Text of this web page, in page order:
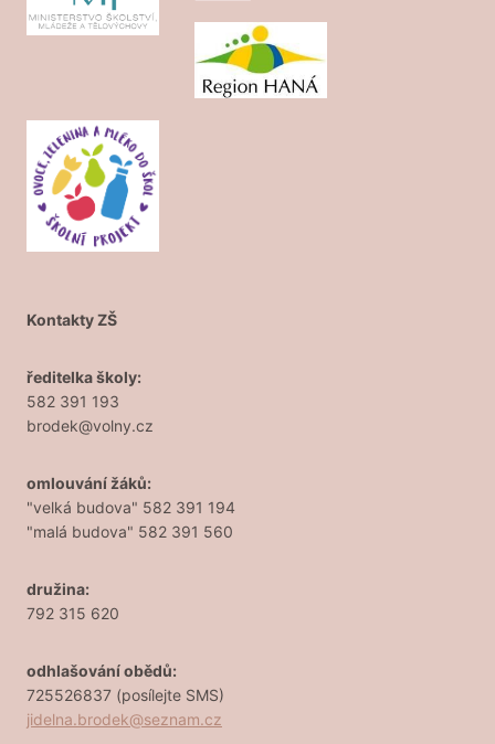
Kontakty ZŠ
ředitelka školy:
582 391 193
brodek@volny.cz
omlouvání žáků:
"velká budova" 582 391 194
"malá budova" 582 391 560
družina:
792 315 620
odhlašování obědů:
725526837 (posílejte SMS)
jidelna.brodek@seznam.cz